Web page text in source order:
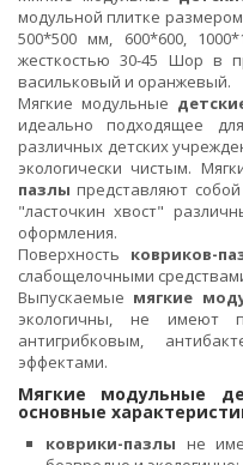
модульной плитке
500*500 мм, 600*600,
жесткостью 30-45 Шор в
васильковый и оранжевый.
Мягкие модульные
идеально подходящее
различных детских
экологически чистым.
пазлы представляют
"ласточкин хвост"
оформления.
Поверхность ковриков-
слабощелочными
Выпускаемые мягкие
экологичны, не имеют
антигрибковым,
эффектами.
Мягкие модульные
основные
коврики-пазлы не